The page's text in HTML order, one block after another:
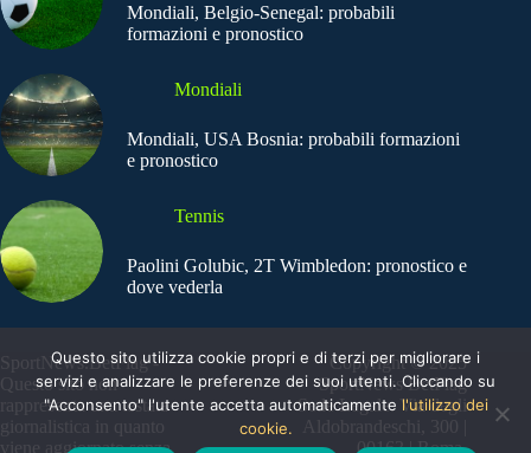
Mondiali, Belgio-Senegal: probabili
formazioni e pronostico
Mondiali
Mondiali, USA Bosnia: probabili formazioni
e pronostico
Tennis
Paolini Golubic, 2T Wimbledon: pronostico e
dove vederla
SportNews.BetFlag -
Questo sito non
rappresenta una testata
giornalistica in quanto
viene aggiornato senza
Copyright © 2025
SportNews BetFlag
Sede Legale: Via degli
Aldobrandeschi, 300 |
00163 | Roma
Questo sito utilizza cookie propri e di terzi per migliorare i
servizi e analizzare le preferenze dei suoi utenti. Cliccando su
"Acconsento" l'utente accetta automaticamente l'utilizzo dei
cookie.